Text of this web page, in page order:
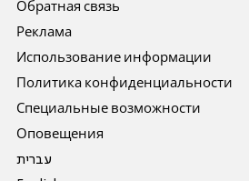
Обратная связь
Реклама
Использование информации
Политика конфиденциальности
Специальные возможности
Оповещения
עברית